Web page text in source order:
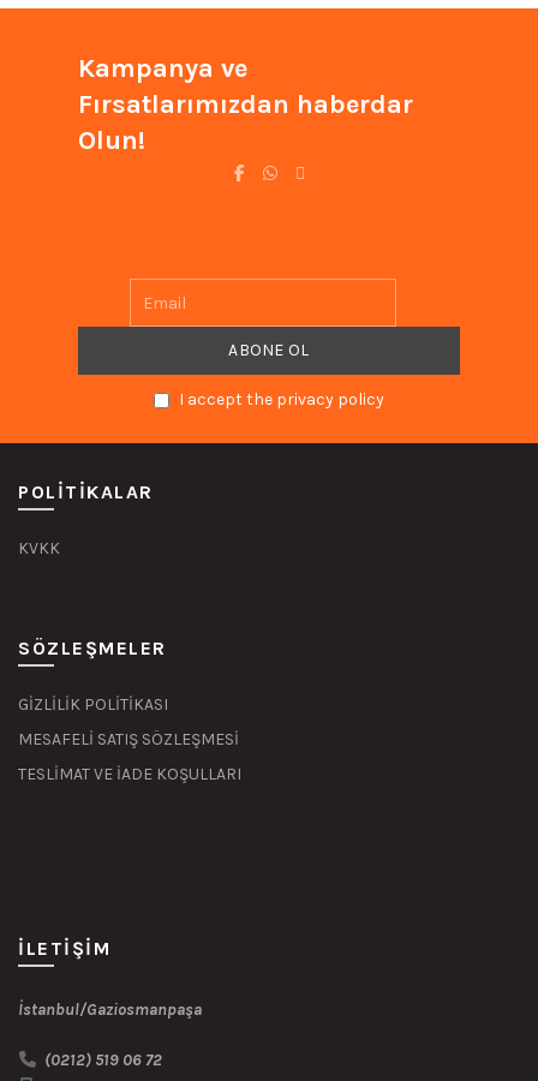
Kampanya ve
Fırsatlarımızdan haberdar
Olun!
I accept the privacy policy
POLITIKALAR
KVKK
SÖZLEŞMELER
GİZLİLİK POLİTİKASI
MESAFELİ SATIŞ SÖZLEŞMESİ
TESLİMAT VE İADE KOŞULLARI
İLETIŞIM
İstanbul/Gaziosmanpaşa
(0212) 519 06 72